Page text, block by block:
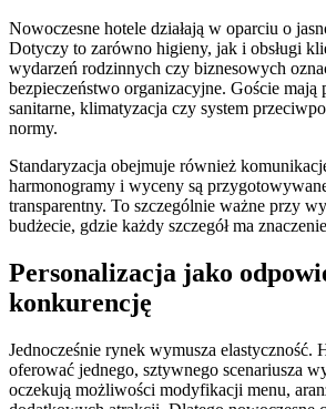
Nowoczesne hotele działają w oparciu o
Dotyczy to zarówno higieny, jak i obsługi
wydarzeń rodzinnych czy biznesowych
bezpieczeństwo organizacyjne. Goście mają
sanitarne, klimatyzacja czy system
normy.
Standaryzacja obejmuje również
harmonogramy i wyceny są
transparentny. To szczególnie ważne przy
budżecie, gdzie każdy szczegół ma
Personalizacja jako
konkurencję
Jednocześnie rynek wymusza elastyczność.
oferować jednego, sztywnego scenariusza
oczekują możliwości modyfikacji menu,